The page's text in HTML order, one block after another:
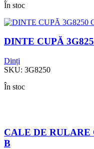
În stoc
DINTE CUPĂ
Dinți
SKU: 3G8250
În stoc
CALE DE RULARE
B